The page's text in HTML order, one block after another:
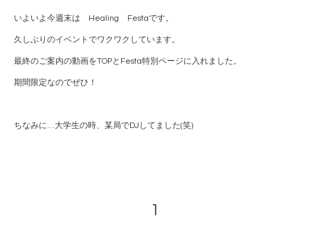
いよいよ今週末は Healing Festaです。
久しぶりのイベントでワクワクしています。
最終のご案内の動画をTOPとFesta特別ページに入れました。
期間限定なのでぜひ！
ちなみに…大学生の時、某局でDJしてました(笑)
1